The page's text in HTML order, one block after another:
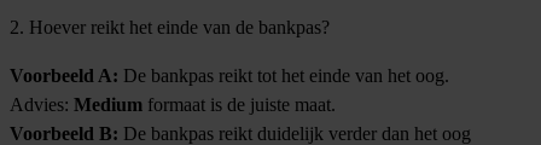
2. Hoever reikt het einde van de bankpas?
Voorbeeld A: De bankpas reikt tot het einde van het oog.
Advies: Medium formaat is de juiste maat.
Voorbeeld B: De bankpas reikt duidelijk verder dan het oog